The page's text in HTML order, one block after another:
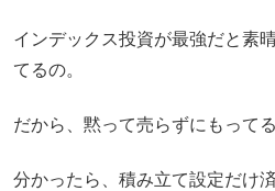
インデックス投資が最強だと素
てるの。
だから、黙って売らずにもってる
分かったら、積み立て設定だけ